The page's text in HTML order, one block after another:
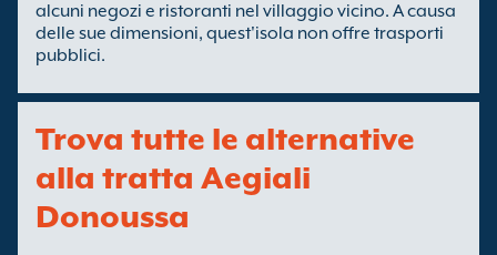
alcuni negozi e ristoranti nel villaggio vicino. A causa
delle sue dimensioni, quest'isola non offre trasporti
pubblici.
Trova tutte le alternative
alla tratta Aegiali
Donoussa